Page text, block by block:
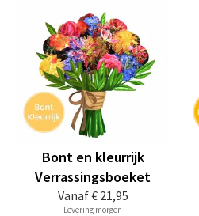
Vanaf€ 21,95
Bont en kleurrijk
Verrassingsboeket
Levering morgen